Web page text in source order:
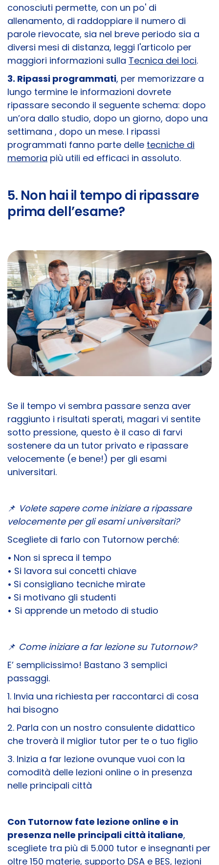
conosciuti permette, con un po' di
allenamento, di raddoppiare il numero di
parole rievocate, sia nel breve periodo sia a
diversi mesi di distanza, leggi l'articolo per
maggiori informazioni sulla Tecnica dei loci.
3. Ripassi programmati, per memorizzare a
lungo termine le informazioni dovrete
ripassare secondo il seguente schema: dopo
un’ora dallo studio, dopo un giorno, dopo una
settimana , dopo un mese. I ripassi
programmati fanno parte delle tecniche di
memoria più utili ed efficaci in assoluto.
5. Non hai il tempo di ripassare
prima dell’esame?
Se il tempo vi sembra passare senza aver
raggiunto i risultati sperati, magari vi sentite
sotto pressione, questo è il caso di farvi
sostenere da un tutor privato e ripassare
velocemente (e bene!) per gli esami
universitari.
📌 ​Volete sapere come iniziare a ripassare
velocemente per gli esami universitari?
Scegliete di farlo con Tutornow perché:
• Non si spreca il tempo
• Si lavora sui concetti chiave
• Si consigliano tecniche mirate
• Si motivano gli studenti
• Si apprende un metodo di studio
📌 Come iniziare a far lezione su Tutornow?
E’ semplicissimo! Bastano 3 semplici
passaggi.
1. Invia una richiesta per raccontarci di cosa
hai bisogno
2. Parla con un nostro consulente didattico
che troverà il miglior tutor per te o tuo figlio
3. Inizia a far lezione ovunque vuoi con la
comodità delle lezioni online o in presenza
nelle principali città
Con Tutornow fate lezione online e in
presenza nelle principali città italiane,
scegliete tra più di 5.000 tutor e insegnanti per
oltre 150 materie, supporto DSA e BES, lezioni